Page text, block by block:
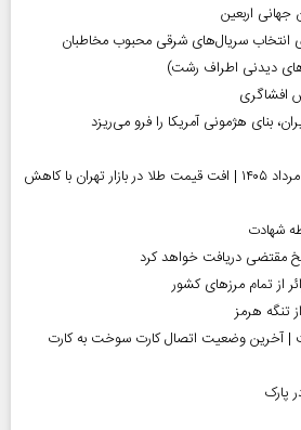
جهانی اربعین
انتخاب سریال‌های شرقی محبوب مخاطبان
دیدنی اطراف رشت)
افشاگری
بنای هژمونی آمریکا را فرو می‌ریزد
قیمت طلا و سکه امروز ۱۱ مرداد ۱۴۰۵ | افت قیمت طلا در بازار تهران با کاهش
شهادت
مقتضی دریافت خواهد کرد
| آخرین وضعیت اتصال کارت سوخت به کارت